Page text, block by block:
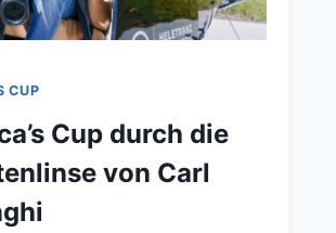
CUP
Cup durch die
von Carl